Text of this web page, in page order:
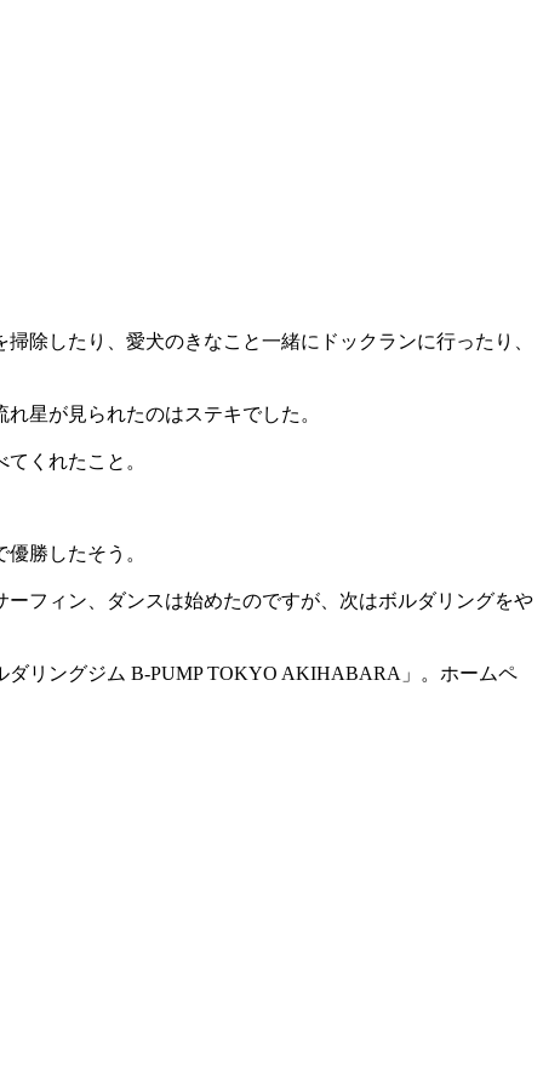
除したり、愛犬のきなこと一緒にドックランに行ったり、
星が見られたのはステキでした。
くれたこと。
勝したそう。
フィン、ダンスは始めたのですが、次はボルダリングをや
リングジム B-PUMP TOKYO AKIHABARA」。ホームペ